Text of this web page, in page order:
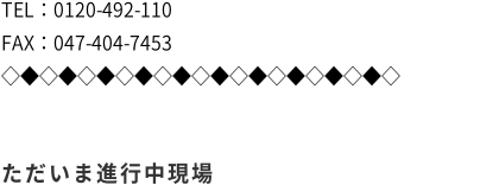
TEL：0120-492-110
FAX：047-404-7453
◇◆◇◆◇◆◇◆◇◆◇◆◇◆◇◆◇◆◇◆◇
ただいま進行中現場